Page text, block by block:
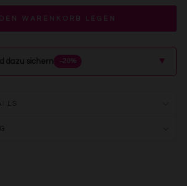
WARENKORB LEGEN
dazu sichern −20% ▲